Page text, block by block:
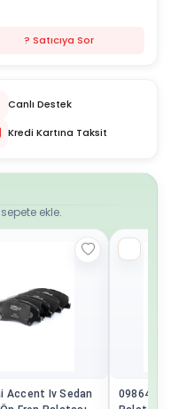
? Satıcıya Sor
Canlı Destek
Kredi Kartına Taksit
ekle.
Accent Iv Sedan